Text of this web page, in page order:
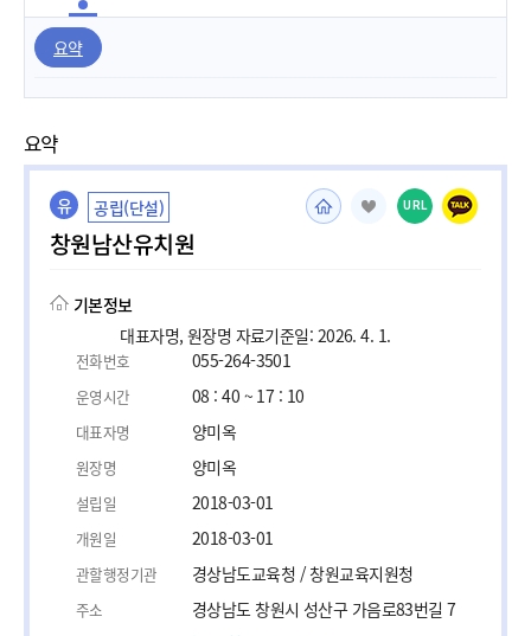
요약
요약
유 공립(단설)
창원남산유치원
URL
기본정보
대표자명, 원장명 자료기준일: 2026. 4. 1.
전화번호 055-264-3501
운영시간 08 : 40 ~ 17 : 10
대표자명 양미옥
원장명 양미옥
설립일 2018-03-01
개원일 2018-03-01
관할행정기관 경상남도교육청 / 창원교육지원청
주소 경상남도 창원시 성산구 가음로83번길 7